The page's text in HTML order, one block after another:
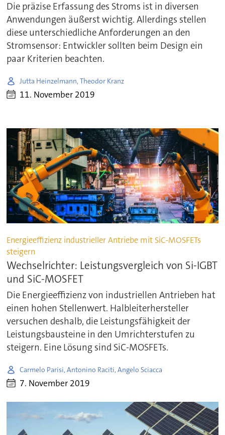
Die präzise Erfassung des Stroms ist in diversen
Anwendungen äußerst wichtig. Allerdings stellen
diese unterschiedliche Anforderungen an den
Stromsensor: Entwickler sollten beim Design ein
paar Kriterien beachten.
Jutta Heinzelmann, Theodor Kranz
11. November 2019
Energieeffizienz industrieller Antriebe mit SiC-MOSFETs
steigern
Wechselrichter: Leistungsvergleich von Si-IGBT
und SiC-MOSFET
Die Energieeffizienz von industriellen Antrieben hat
einen hohen Stellenwert. Halbleiterhersteller
versuchen deshalb, die Leistungsfähigkeit der
Leistungsbausteine in den Umrichterstufen zu
steigern. Eine Lösung sind SiC-MOSFETs.
Carmelo Parisi, Antonino Raciti, Angelo Sciacca
7. November 2019